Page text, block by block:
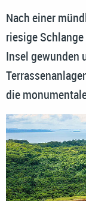
Nach einer
riesige
Insel gewunden
die